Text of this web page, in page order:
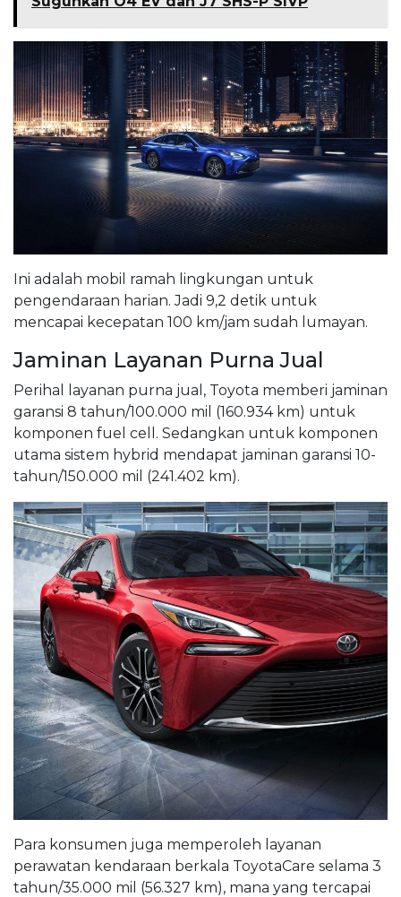
Ini adalah mobil ramah lingkungan untuk
pengendaraan harian. Jadi 9,2 detik untuk
mencapai kecepatan 100 km/jam sudah lumayan.
Jaminan Layanan Purna Jual
Perihal layanan purna jual, Toyota memberi jaminan
garansi 8 tahun/100.000 mil (160.934 km) untuk
komponen fuel cell. Sedangkan untuk komponen
utama sistem hybrid mendapat jaminan garansi 10-
tahun/150.000 mil (241.402 km).
Para konsumen juga memperoleh layanan
perawatan kendaraan berkala ToyotaCare selama 3
tahun/35.000 mil (56.327 km), mana yang tercapai